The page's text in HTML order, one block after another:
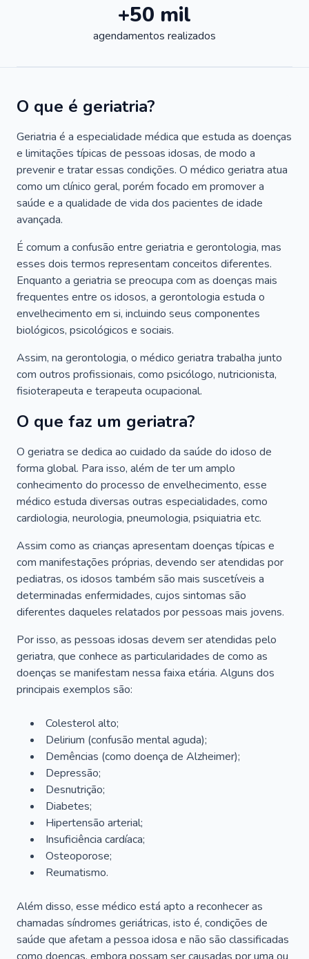
+50 mil
agendamentos realizados
O que é geriatria?
Geriatria é a especialidade médica que estuda as doenças
e limitações típicas de pessoas idosas, de modo a
prevenir e tratar essas condições. O médico geriatra atua
como um clínico geral, porém focado em promover a
saúde e a qualidade de vida dos pacientes de idade
avançada.
É comum a confusão entre geriatria e gerontologia, mas
esses dois termos representam conceitos diferentes.
Enquanto a geriatria se preocupa com as doenças mais
frequentes entre os idosos, a gerontologia estuda o
envelhecimento em si, incluindo seus componentes
biológicos, psicológicos e sociais.
Assim, na gerontologia, o médico geriatra trabalha junto
com outros profissionais, como psicólogo, nutricionista,
fisioterapeuta e terapeuta ocupacional.
O que faz um geriatra?
O geriatra se dedica ao cuidado da saúde do idoso de
forma global. Para isso, além de ter um amplo
conhecimento do processo de envelhecimento, esse
médico estuda diversas outras especialidades, como
cardiologia, neurologia, pneumologia, psiquiatria etc.
Assim como as crianças apresentam doenças típicas e
com manifestações próprias, devendo ser atendidas por
pediatras, os idosos também são mais suscetíveis a
determinadas enfermidades, cujos sintomas são
diferentes daqueles relatados por pessoas mais jovens.
Por isso, as pessoas idosas devem ser atendidas pelo
geriatra, que conhece as particularidades de como as
doenças se manifestam nessa faixa etária. Alguns dos
principais exemplos são:
Colesterol alto;
Delirium (confusão mental aguda);
Demências (como doença de Alzheimer);
Depressão;
Desnutrição;
Diabetes;
Hipertensão arterial;
Insuficiência cardíaca;
Osteoporose;
Reumatismo.
Além disso, esse médico está apto a reconhecer as
chamadas síndromes geriátricas, isto é, condições de
saúde que afetam a pessoa idosa e não são classificadas